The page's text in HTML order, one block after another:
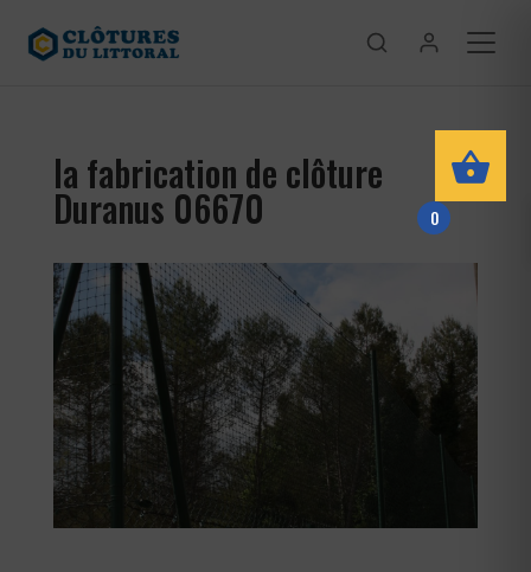
la fabrication de clôture
Duranus 06670 0